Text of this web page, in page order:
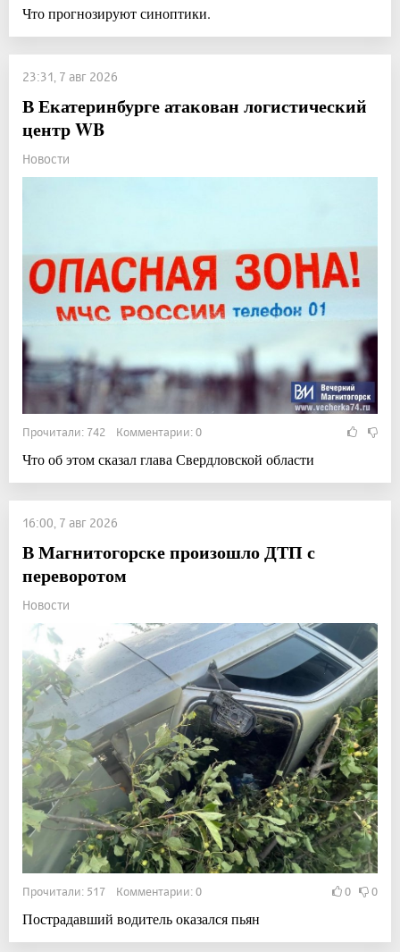
Что прогнозируют синоптики.
23:31, 7 авг 2026
В Екатеринбурге атакован логистический
центр WB
Новости
Прочитали: 742 Комментарии: 0
Что об этом сказал глава Свердловской области
16:00, 7 авг 2026
В Магнитогорске произошло ДТП с
переворотом
Новости
Прочитали: 517 Комментарии: 0 0 0
Пострадавший водитель оказался пьян